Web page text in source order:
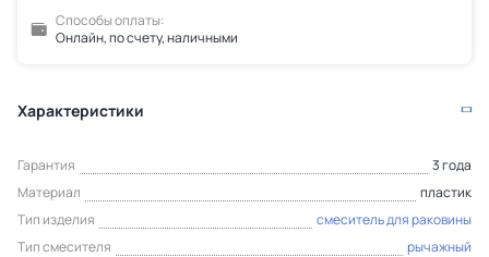
Способы оплаты:
Онлайн, по счету, наличными
Характеристики
Гарантия
3 года
Материал
пластик
Тип изделия
смеситель для раковины
Тип смесителя
рычажный